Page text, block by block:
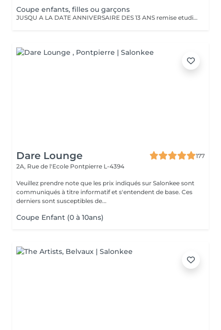
Coupe enfants, filles ou garçons
JUSQU A LA DATE ANNIVERSAIRE DES 13 ANS remise etudiante jusqu a 23 ANS sur presentation de la carte
Dare Lounge
177
2A, Rue de l'Ecole Pontpierre L-4394
Veuillez prendre note que les prix indiqués sur Salonkee sont
communiqués à titre informatif et s'entendent de base. Ces
derniers sont susceptibles de...
Coupe Enfant (0 à 10ans)